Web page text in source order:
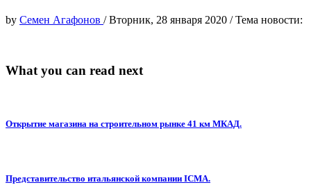
by Семен Агафонов /Вторник, 28 января 2020 /Тема новости:
What you can read next
Открытие магазина на строительном рынке 41 км МКАД.
Представительство итальянской компании ICMA.